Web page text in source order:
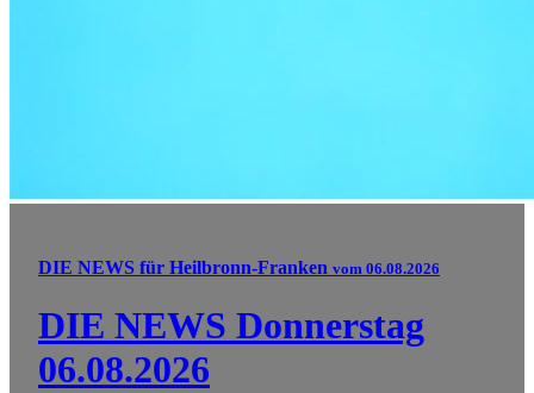
DIE NEWS für Heilbronn-Franken vom 06.08.2026
DIE NEWS Donnerstag
06.08.2026